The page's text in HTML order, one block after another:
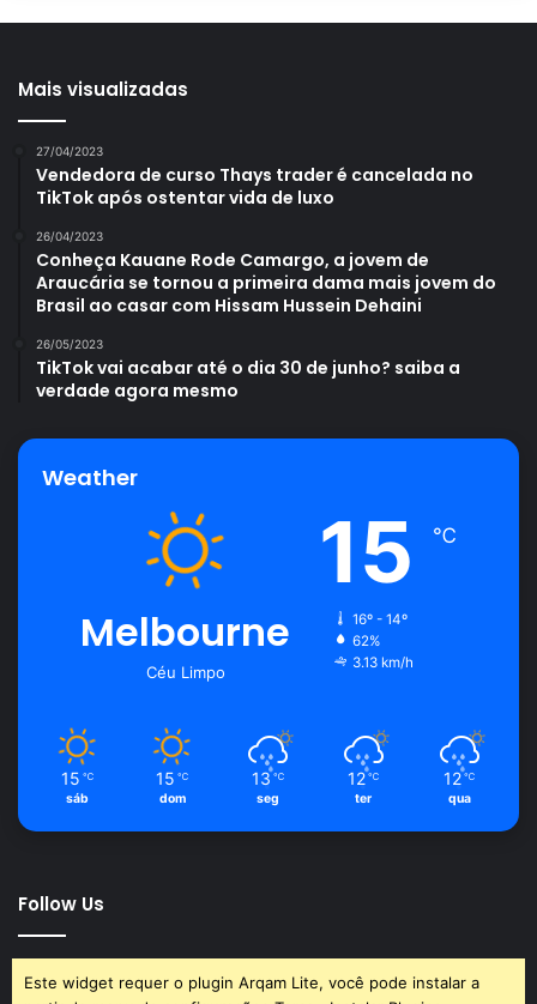
Mais visualizadas
27/04/2023
Vendedora de curso Thays trader é cancelada no
TikTok após ostentar vida de luxo
26/04/2023
Conheça Kauane Rode Camargo, a jovem de
Araucária se tornou a primeira dama mais jovem do
Brasil ao casar com Hissam Hussein Dehaini
26/05/2023
TikTok vai acabar até o dia 30 de junho? saiba a
verdade agora mesmo
Weather
Melbourne
Céu Limpo
15 ℃
16º - 14º
62%
3.13 km/h
15 ℃
sáb
15 ℃
dom
13 ℃
seg
12 ℃
ter
12 ℃
qua
Follow Us
Este widget requer o plugin Arqam Lite, você pode instalar a